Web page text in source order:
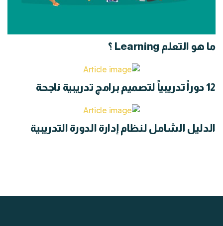
ما هو التعلم Learning ؟
12 دوراً تدريبياً لتصميم برامج تدريبية ناجحة
الدليل الشامل لنظام إدارة الدورة التدريبية